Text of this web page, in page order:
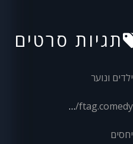
תגיות סרטים
ילדים ונוער
front/ftag.comedy
יחסים